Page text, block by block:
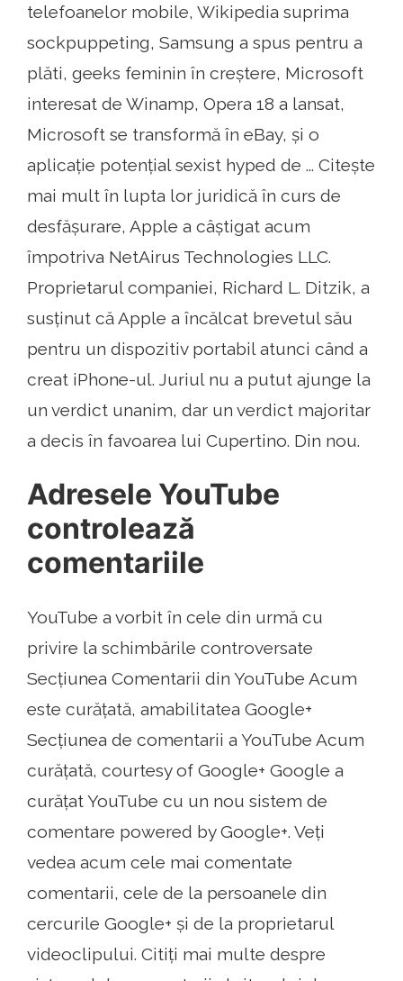
telefoanelor mobile, Wikipedia suprima
sockpuppeting, Samsung a spus pentru a
plăti, geeks feminin în creștere, Microsoft
interesat de Winamp, Opera 18 a lansat,
Microsoft se transformă în eBay, și o
aplicație potențial sexist hyped de ... Citește
mai mult în lupta lor juridică în curs de
desfășurare, Apple a câștigat acum
împotriva NetAirus Technologies LLC.
Proprietarul companiei, Richard L. Ditzik, a
susținut că Apple a încălcat brevetul său
pentru un dispozitiv portabil atunci când a
creat iPhone-ul. Juriul nu a putut ajunge la
un verdict unanim, dar un verdict majoritar
a decis în favoarea lui Cupertino. Din nou.
Adresele YouTube
controlează
comentariile
YouTube a vorbit în cele din urmă cu
privire la schimbările controversate
Secțiunea Comentarii din YouTube Acum
este curățată, amabilitatea Google+
Secțiunea de comentarii a YouTube Acum
curățată, courtesy of Google+ Google a
curățat YouTube cu un nou sistem de
comentare powered by Google+. Veți
vedea acum cele mai comentate
comentarii, cele de la persoanele din
cercurile Google+ și de la proprietarul
videoclipului. Citiți mai multe despre